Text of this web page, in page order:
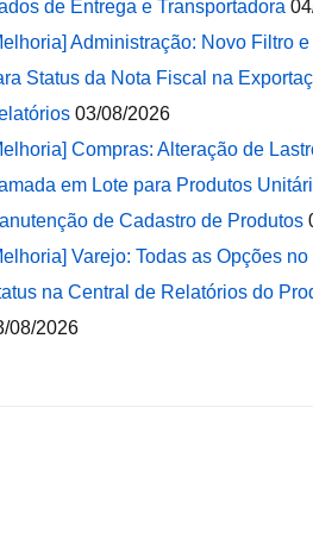
de Entrega e Transportadora
Administração: Novo Filtro
Status da Nota Fiscal na
03/08/2026
Compras: Alteração de
em Lote para Produtos
de Cadastro de Produtos
Varejo: Todas as Opções
na Central de Relatórios do
08/2026